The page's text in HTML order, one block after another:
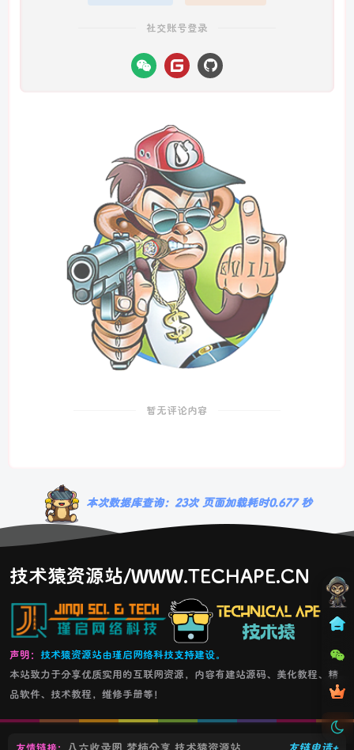
社交账号登录
暂无评论内容
本次数据库查询：23次 页面加载耗时0.677 秒
技术猿资源站/WWW.TECHAPE.CN
声明： 技术猿资源站由瑾启网络科技支持建设。
本站致力于分享优质实用的互联网资源，内容有建站源码、美化教程、精
品软件、技术教程，维修手册等！